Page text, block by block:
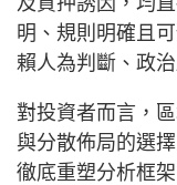
明、規則明確且
賴人為判斷、政
對投資者而言，
與分散佈局的選
徹底重塑分析框